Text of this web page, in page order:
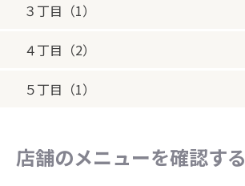
３丁目（1）
４丁目（2）
５丁目（1）
店舗のメニューを確認する